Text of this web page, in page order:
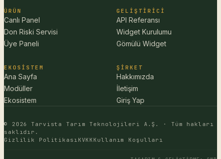
ÜRÜN
Canlı Panel
Don Riski Servisi
Üye Paneli
GELIŞTIRICI
API Referansı
Widget Kurulumu
Gömülü Widget
EKOSISTEM
Ana Sayfa
Modüller
Ekosistem
ŞIRKET
Hakkımızda
İletişim
Giriş Yap
© 2026 Tarvista Tarım Teknolojileri A.Ş. · Tüm hakları
saklıdır.
Gizlilik Politikası KVKK Kullanım Koşulları